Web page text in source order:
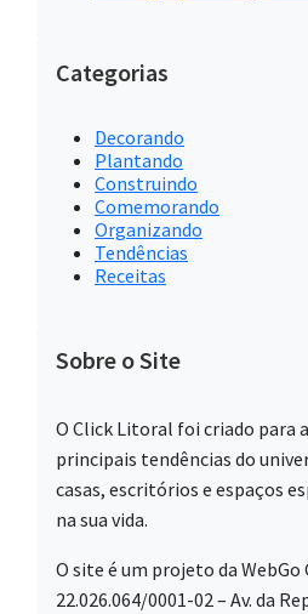
Categorias
Decorando
Plantando
Construindo
Comemorando
Organizando
Tendências
Receitas
Sobre o Site
O Click Litoral foi criado para
principais tendências do
casas, escritórios e espaços
na sua vida.
O site é um projeto da WebGo
22.026.064/0001-02 – Av. da